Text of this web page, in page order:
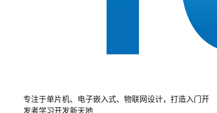
专注于单片机、电子嵌入式、物联网设计，打造入门开
发者学习开发新天地